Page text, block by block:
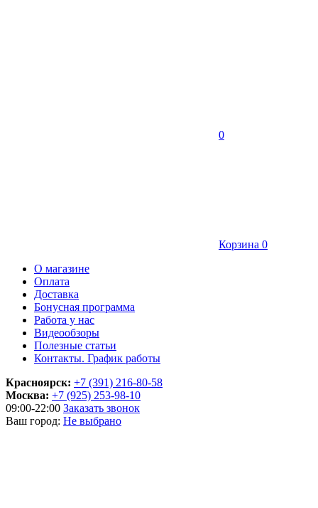
0
Корзина 0
О магазине
Оплата
Доставка
Бонусная программа
Работа у нас
Видеообзоры
Полезные статьи
Контакты. График работы
Красноярск: +7 (391) 216-80-58
Москва: +7 (925) 253-98-10
09:00-22:00 Заказать звонок
Ваш город: Не выбрано